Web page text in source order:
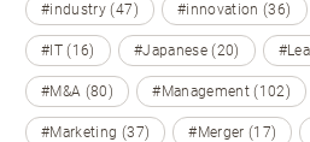
#industry (47) #innovation (36)
#IT (16) #Japanese (20)
#M&A (80) #Management (102)
#Marketing (37) #Merger (17)